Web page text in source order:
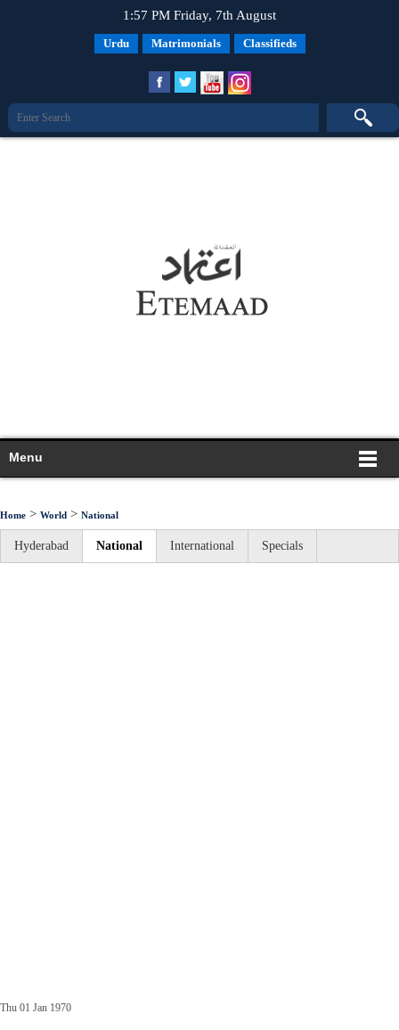
1:57 PM Friday, 7th August
Urdu Matrimonials Classifieds
Menu
Home > World > National
Hyderabad National International Specials
Thu 01 Jan 1970